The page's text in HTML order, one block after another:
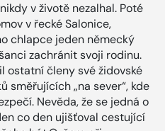
v životě nezalhal. Poté
v řecké Salonice,
chlapce jeden německý
zachránit svoji rodinu.
ostatní členy své židovské
směřujících „na sever“, kde
Nevěda, že se jedná o
co den ujišťoval cestující